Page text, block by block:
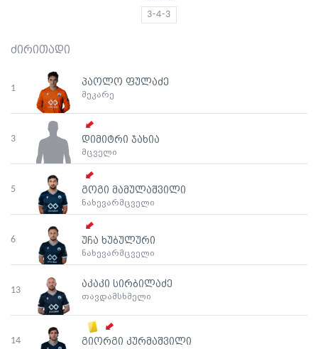
3-4-3
ძირითადი
1
პაოლო ფულაძე
მეკარე
3 დიმიტრი ჯახია
მცველი
5 გოგი მამულაშვილი
ნახევარმცველი
6 უჩა ხუბულური
ნახევარმცველი
13
აკაკი სირბილაძე
თავდამსხმელი
14 გიორგი კურმაშვილი